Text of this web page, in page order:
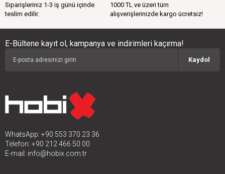
Siparişleriniz 1-3 iş günü içinde
teslim edilir.
1000 TL ve üzeri tüm
alışverişlerinizde kargo ücretsiz!
E-Bültene kayıt ol, kampanya ve indirimleri kaçırma!
Kaydol
WhatsApp: +90 553 370 23 36
Telefon: +90 212 466 50 00
E-mail: info@hobix.com.tr